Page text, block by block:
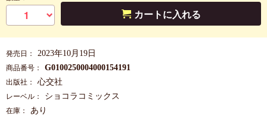
カートに入れる
発売日： 2023年10月19日
商品番号： G0100250004000154191
出版社： 心交社
レーベル： ショコラコミックス
在庫： あり